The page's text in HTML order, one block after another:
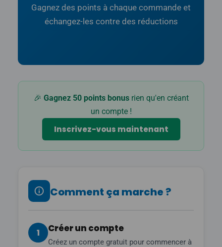
Gagnez des points à chaque commande et
échangez-les contre des réductions
🎉 Gagnez 50 points bonusrien qu'en créant
un compte !
Inscrivez-vous maintenant
Comment ça marche ?
1 Créer un compte
Créez un compte gratuit pour commencer à